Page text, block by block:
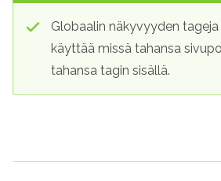
Globaalin näkyvyyden
käyttää missä tahansa
tahansa tagin sisällä.